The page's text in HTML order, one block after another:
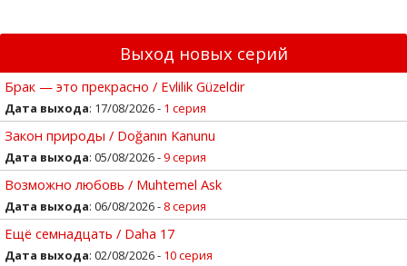
Выход новых серий
Брак — это прекрасно / Evlilik Güzeldir
Дата выхода: 17/08/2026 - 1 серия
Закон природы / Doğanın Kanunu
Дата выхода: 05/08/2026 -9 серия
Возможно любовь / Muhtemel Ask
Дата выхода: 06/08/2026 - 8 серия
Ещё семнадцать / Daha 17
Дата выхода: 02/08/2026 - 10 серия